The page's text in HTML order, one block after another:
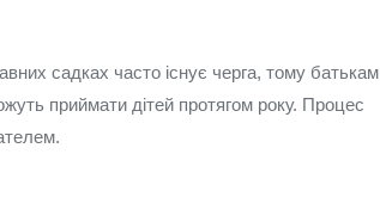
садках часто існує черга, тому батькам
приймати дітей протягом року. Процес